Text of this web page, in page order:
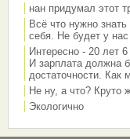
нан придумал этот
Всё что нужно
себя. Не будет у нас
Интересно - 20 лет
И зарплата должна
достаточности. Как
Не ну, а что? Круто
Экологично